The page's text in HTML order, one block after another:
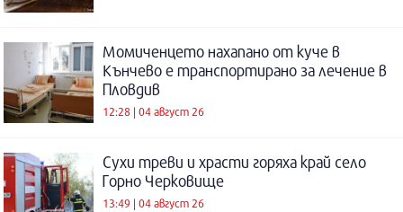
Момиченцето нахапано от куче в
Кънчево е транспортирано за лечение в
Пловдив
12:28 | 04 август 26
Сухи треви и храсти горяха край село
Горно Черковище
13:49 | 04 август 26